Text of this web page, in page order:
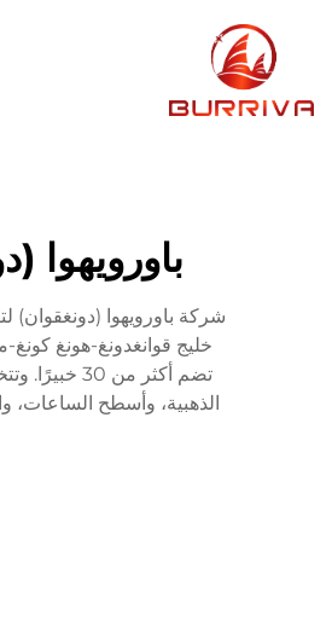
باورويهوا
تضم أكثر